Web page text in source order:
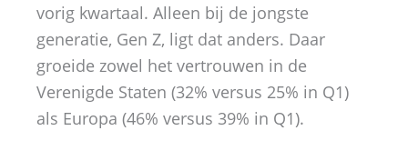
vorig kwartaal. Alleen bij de jongste
generatie, Gen Z, ligt dat anders. Daar
groeide zowel het vertrouwen in de
Verenigde Staten (32% versus 25% in Q1)
als Europa (46% versus 39% in Q1).